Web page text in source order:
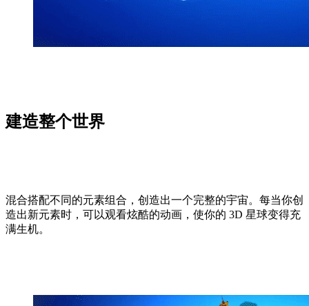
建造整个世界
混合搭配不同的元素组合，创造出一个完整的宇宙。每当你创
造出新元素时，可以观看炫酷的动画，使你的 3D 星球变得充
满生机。